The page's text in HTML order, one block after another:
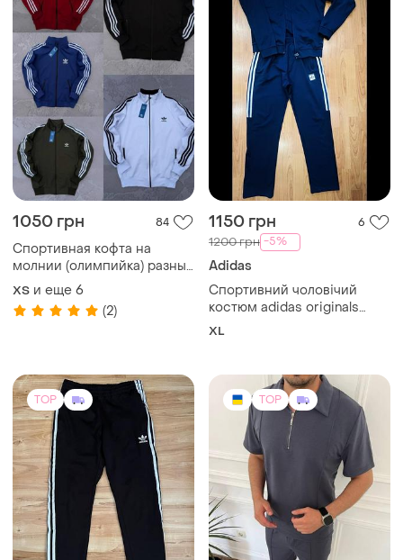
1050 грн 84
Спортивная кофта на
молнии (олимпийка) разные
цвета
XS и еще
6
(2)
1150 грн 6
1200 грн -5%
Adidas
Спортивний чоловічий
костюм adidas originals
1150грн
XL
TOP
610 грн 4
TOP
599 грн